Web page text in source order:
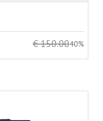
€ 150.0040%